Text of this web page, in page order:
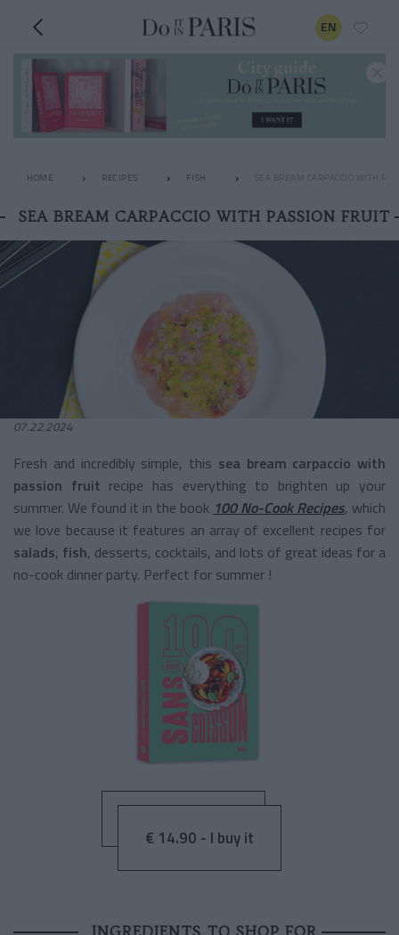
EN
HOME RECIPES FISH SEA BREAM CARPACCIO WITH
SEA BREAM CARPACCIO WITH PASSION FRUIT
07.22.2024
Fresh and incredibly simple, this sea bream carpaccio with
passion fruit recipe has everything to brighten up your
summer. We found it in the book 100 No-Cook Recipes, which
we love because it features an array of excellent recipes for
salads, fish, desserts, cocktails, and lots of great ideas for a
no-cook dinner party. Perfect for summer !
€ 14.90 - I buy it
INGREDIENTS TO SHOP FOR